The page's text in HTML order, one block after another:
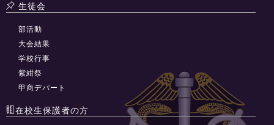
生徒会
部活動
大会結果
学校行事
紫紺祭
甲商デパート
在校生保護者の方